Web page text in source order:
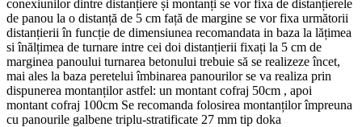
conexiunilor dintre distanțiere și montanți se vor fixa de distanțierele
de panou la o distanță de 5 cm față de margine se vor fixa următorii
distanțierii în funcție de dimensiunea recomandata in baza la lățimea
si înălțimea de turnare intre cei doi distanțierii fixați la 5 cm de
marginea panoului turnarea betonului trebuie să se realizeze încet,
mai ales la baza peretelui îmbinarea panourilor se va realiza prin
dispunerea montanților astfel: un montant cofraj 50cm , apoi
montant cofraj 100cm Se recomanda folosirea montanților împreuna
cu panourile galbene triplu-stratificate 27 mm tip doka